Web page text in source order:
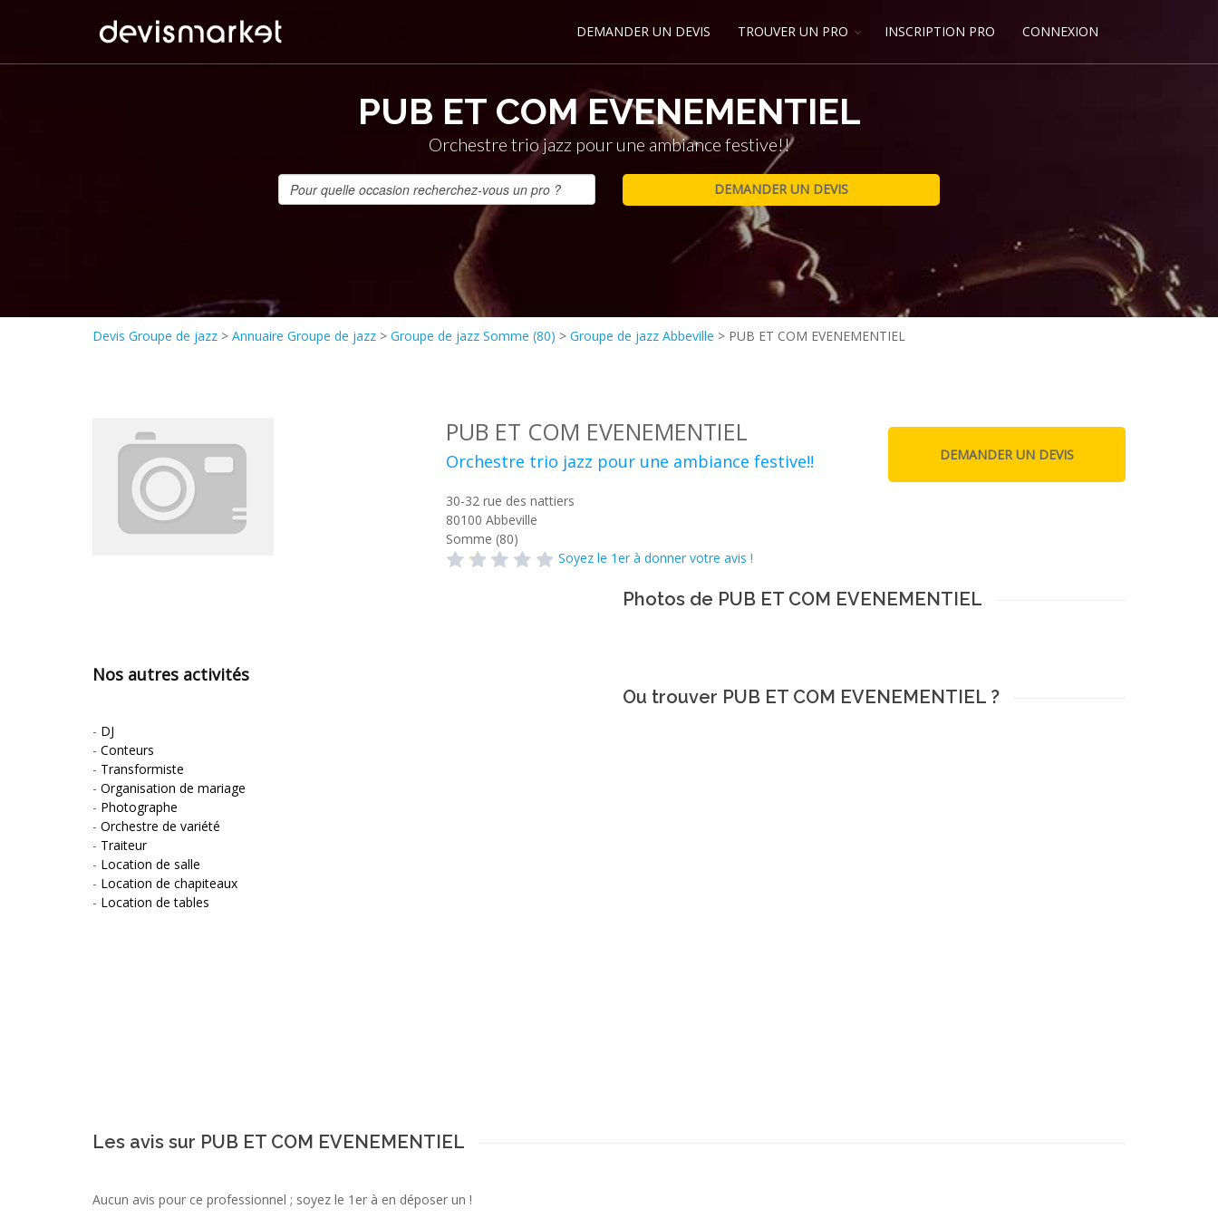
DEMANDER UN DEVIS TROUVER UN PRO INSCRIPTION PRO CONNEXION
PUB ET COM EVENEMENTIEL
Orchestre trio jazz pour une ambiance festive!!
Devis Groupe de jazz > Annuaire Groupe de jazz > Groupe de jazz Somme (80) > Groupe de jazz Abbeville > PUB ET COM EVENEMENTIEL
PUB ET COM EVENEMENTIEL
Orchestre trio jazz pour une ambiance festive!!
30-32 rue des nattiers
80100 Abbeville
Somme (80)
Soyez le 1er à donner votre avis !
Nos autres activités
- DJ
- Conteurs
- Transformiste
- Organisation de mariage
- Photographe
- Orchestre de variété
- Traiteur
- Location de salle
- Location de chapiteaux
- Location de tables
Photos de PUB ET COM EVENEMENTIEL
Ou trouver PUB ET COM EVENEMENTIEL ?
Les avis sur PUB ET COM EVENEMENTIEL
Aucun avis pour ce professionnel ; soyez le 1er à en déposer un !